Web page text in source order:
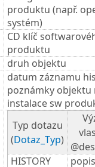
produktu (např.
systém)
CD klíč
produktu
druh objektu
datum záznamu
poznámky objektu
instalace sw
Typ dotazu
(Dotaz_Typ)
HISTORY
popis